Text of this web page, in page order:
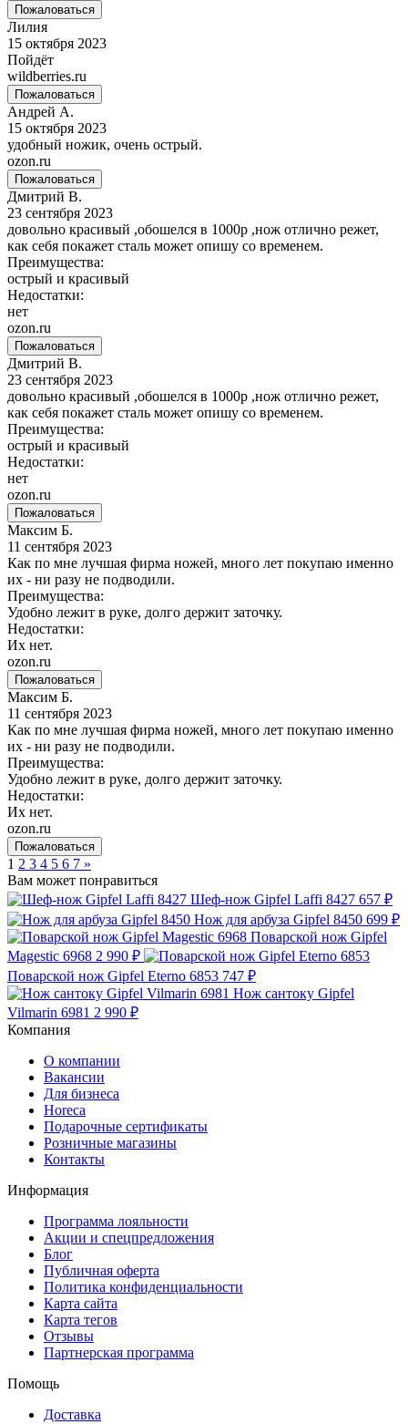
Пожаловаться
Лилия
15 октября 2023
Пойдёт
wildberries.ru
Пожаловаться
Андрей А.
15 октября 2023
удобный ножик, очень острый.
ozon.ru
Пожаловаться
Дмитрий В.
23 сентября 2023
довольно красивый ,обошелся в 1000р ,нож отлично режет,
как себя покажет сталь может опишу со временем.
Преимущества:
острый и красивый
Недостатки:
нет
ozon.ru
Пожаловаться
Дмитрий В.
23 сентября 2023
довольно красивый ,обошелся в 1000р ,нож отлично режет,
как себя покажет сталь может опишу со временем.
Преимущества:
острый и красивый
Недостатки:
нет
ozon.ru
Пожаловаться
Максим Б.
11 сентября 2023
Как по мне лучшая фирма ножей, много лет покупаю именно
их - ни разу не подводили.
Преимущества:
Удобно лежит в руке, долго держит заточку.
Недостатки:
Их нет.
ozon.ru
Пожаловаться
Максим Б.
11 сентября 2023
Как по мне лучшая фирма ножей, много лет покупаю именно
их - ни разу не подводили.
Преимущества:
Удобно лежит в руке, долго держит заточку.
Недостатки:
Их нет.
ozon.ru
Пожаловаться
1 2 3 4 5 6 7 »
Вам может понравиться
Шеф-нож Gipfel Laffi 8427 657 ₽
Нож для арбуза Gipfel 8450 699 ₽
Поварской нож Gipfel
Magestic 6968 2 990 ₽
Поварской нож Gipfel Eterno 6853 747 ₽
Нож сантоку Gipfel
Vilmarin 6981 2 990 ₽
Компания
О компании
Вакансии
Для бизнеса
Horeca
Подарочные сертификаты
Розничные магазины
Контакты
Информация
Программа лояльности
Акции и спецпредложения
Блог
Публичная оферта
Политика конфиденциальности
Карта сайта
Карта тегов
Отзывы
Партнерская программа
Помощь
Доставка